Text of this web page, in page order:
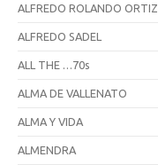
ALFREDO ROLANDO ORTIZ
ALFREDO SADEL
ALL THE …70s
ALMA DE VALLENATO
ALMA Y VIDA
ALMENDRA